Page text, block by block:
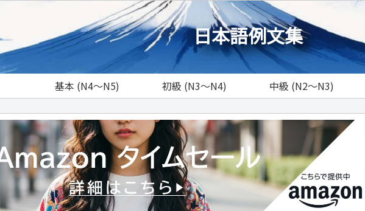
日本語例文集
基本 (N4～N5) 初級 (N3～N4) 中級 (N2～N3)